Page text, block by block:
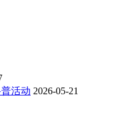
活动 2026-05-21